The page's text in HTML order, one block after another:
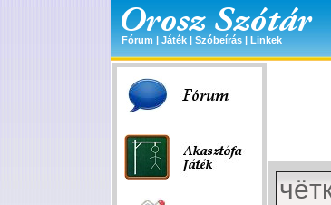
Fórum | Játék | Szóbeírás | Linkek